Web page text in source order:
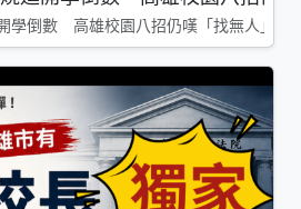
學倒數 高雄校園八招仍嘆「找無人」